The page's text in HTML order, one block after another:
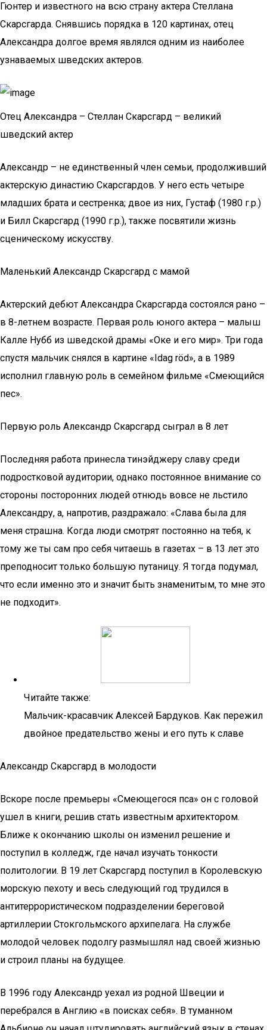
Гюнтер и известного на всю страну актера Стеллана
Скарсгарда. Снявшись порядка в 120 картинах, отец
Александра долгое время являлся одним из наиболее
узнаваемых шведских актеров.
Отец Александра – Стеллан Скарсгард – великий
шведский актер
Александр – не единственный член семьи, продолживший
актерскую династию Скарсгардов. У него есть четыре
младших брата и сестренка; двое из них, Густаф (1980 г.р.)
и Билл Скарсгард (1990 г.р.), также посвятили жизнь
сценическому искусству.
Маленький Александр Скарсгард с мамой
Актерский дебют Александра Скарсгарда состоялся рано –
в 8-летнем возрасте. Первая роль юного актера – малыш
Калле Нубб из шведской драмы «Оке и его мир». Три года
спустя мальчик снялся в картине «Idag röd», а в 1989
исполнил главную роль в семейном фильме «Смеющийся
пес».
Первую роль Александр Скарсгард сыграл в 8 лет
Последняя работа принесла тинэйджеру славу среди
подростковой аудитории, однако постоянное внимание со
стороны посторонних людей отнюдь вовсе не льстило
Александру, а, напротив, раздражало: «Слава была для
меня страшна. Когда люди смотрят постоянно на тебя, к
тому же ты сам про себя читаешь в газетах – в 13 лет это
преподносит только большую путаницу. Я тогда подумал,
что если именно это и значит быть знаменитым, то мне это
не подходит».
Читайте также:
Мальчик-красавчик Алексей Бардуков. Как пережил
двойное предательство жены и его путь к славе
Александр Скарсгард в молодости
Вскоре после премьеры «Смеющегося пса» он с головой
ушел в книги, решив стать известным архитектором.
Ближе к окончанию школы он изменил решение и
поступил в колледж, где начал изучать тонкости
политологии. В 19 лет Скарсгард поступил в Королевскую
морскую пехоту и весь следующий год трудился в
антитеррористическом подразделении береговой
артиллерии Стокгольмского архипелага. На службе
молодой человек подолгу размышлял над своей жизнью
и строил планы на будущее.
В 1996 году Александр уехал из родной Швеции и
перебрался в Англию «в поисках себя». В туманном